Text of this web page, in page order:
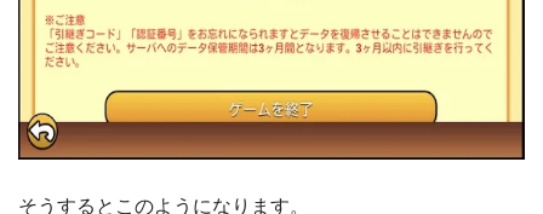
そうするとこのようになります。